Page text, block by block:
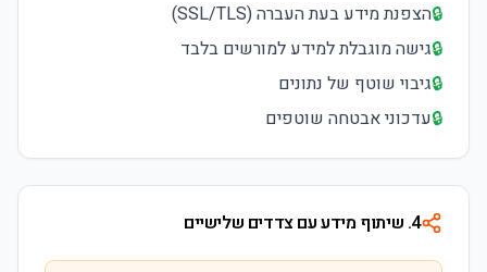
🔒הצפנת מידע בעת העברה (SSL/TLS)
🔒גישה מוגבלת למידע למורשים בלבד
🔒גיבוי שוטף של נתונים
🔒עדכוני אבטחה שוטפים
4. שיתוף מידע עם צדדים שלישיים